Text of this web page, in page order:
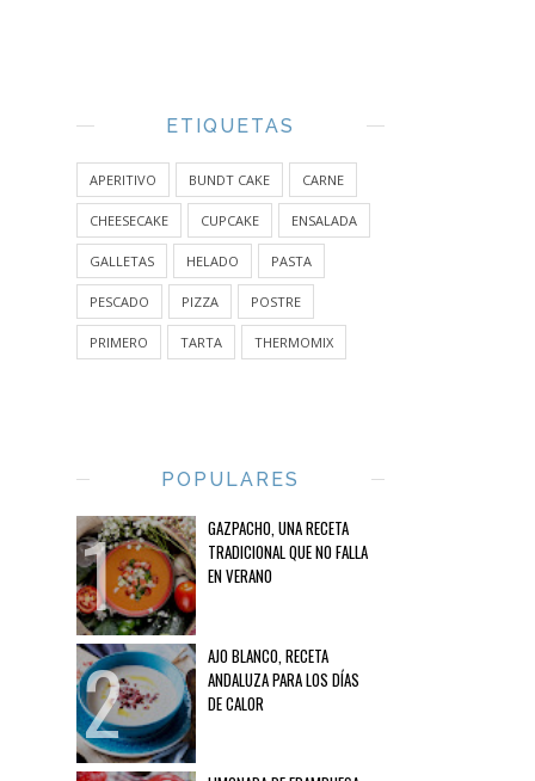
ETIQUETAS
APERITIVO BUNDT CAKE CARNE
CHEESECAKE CUPCAKE ENSALADA
GALLETAS HELADO PASTA
PESCADO PIZZA POSTRE
PRIMERO TARTA THERMOMIX
POPULARES
GAZPACHO, UNA RECETA
TRADICIONAL QUE NO FALLA
EN VERANO
AJO BLANCO, RECETA
ANDALUZA PARA LOS DÍAS
DE CALOR